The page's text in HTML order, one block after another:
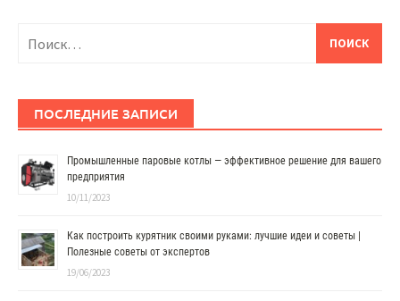
ПОСЛЕДНИЕ ЗАПИСИ
Промышленные паровые котлы — эффективное решение для вашего
предприятия
10/11/2023
Как построить курятник своими руками: лучшие идеи и советы |
Полезные советы от экспертов
19/06/2023